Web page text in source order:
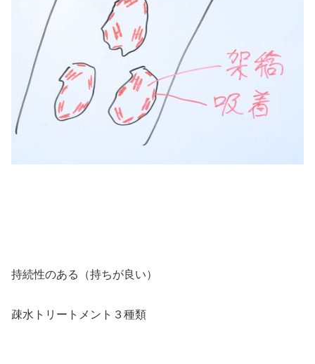
持続性のある（持ちが良い）
疎水トリートメント３種類